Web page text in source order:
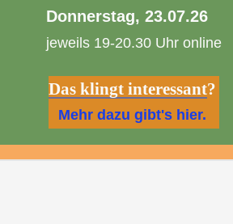
Donnerstag, 23.07.26
jeweils 19-20.30 Uhr online
Das klingt interessant?
Mehr dazu gibt's hier.